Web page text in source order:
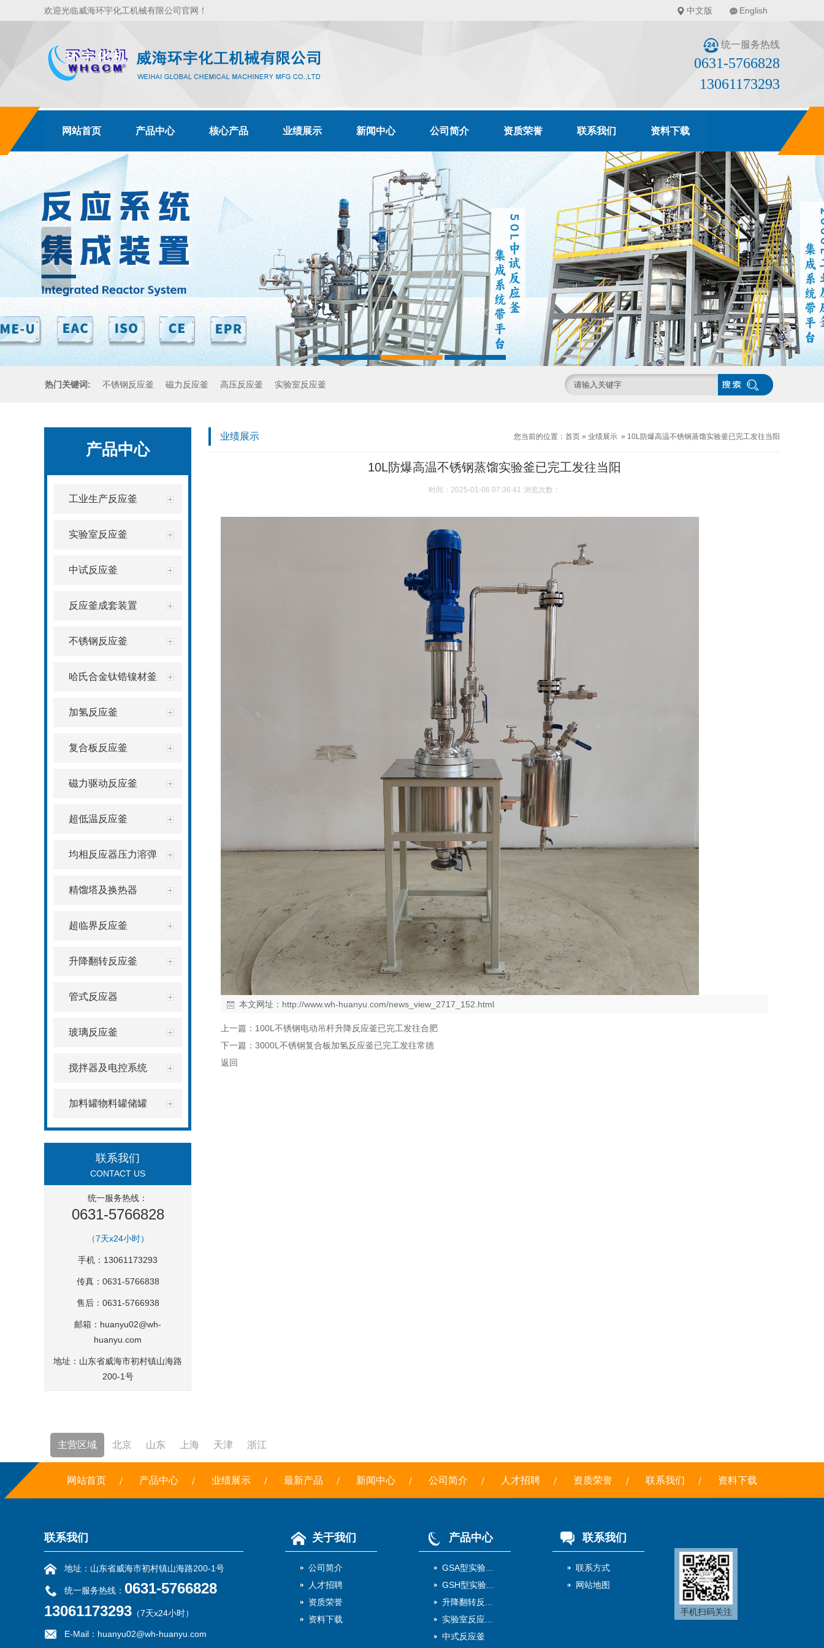
欢迎光临威海环宇化工机械有限公司官网！ 中文版 English
统一服务热线
0631-5766828
13061173293
网站首页 产品中心 核心产品 业绩展示 新闻中心 公司简介 资质荣誉 联系我们 资料下载
热门关键词: 不锈钢反应釜 磁力反应釜 高压反应釜 实验室反应釜
产品中心
工业生产反应釜
实验室反应釜
中试反应釜
反应釜成套装置
不锈钢反应釜
哈氏合金钛锆镍材釜
加氢反应釜
复合板反应釜
磁力驱动反应釜
超低温反应釜
均相反应器压力溶弹
精馏塔及换热器
超临界反应釜
升降翻转反应釜
管式反应器
玻璃反应釜
搅拌器及电控系统
加料罐物料罐储罐
联系我们
CONTACT US
统一服务热线：
0631-5766828
（7天x24小时）
手机：13061173293
传真：0631-5766838
售后：0631-5766938
邮箱： huanyu02@wh-
huanyu.com
地址：山东省威海市初村镇山海路
200-1号
业绩展示 您当前的位置： 首页 » 业绩展示 » 10L防爆高温不锈钢蒸馏实验釜已完工发往当阳
10L防爆高温不锈钢蒸馏实验釜已完工发往当阳
时间：2025-01-06 07:36:41 浏览次数：
本文网址： http://www.wh-huanyu.com/news_view_2717_152.html
上一篇： 100L不锈钢电动吊杆升降反应釜已完工发往合肥
下一篇： 3000L不锈钢复合板加氢反应釜已完工发往常德
返回
主营区域 北京 山东 上海 天津 浙江
网站首页 产品中心 业绩展示 最新产品 新闻中心 公司简介 人才招聘 资质荣誉 联系我们 资料下载
联系我们
地址：山东省威海市初村镇山海路200-1号
统一服务热线： 0631-5766828
13061173293 （7天x24小时）
E-Mail：huanyu02@wh-huanyu.com
关于我们
公司简介
人才招聘
资质荣誉
资料下载
产品中心
GSA型实验...
GSH型实验...
升降翻转反...
实验室反应...
中式反应釜
联系我们
联系方式
网站地图
手机扫码关注
焚烧炉 铣边机 干冰 露点仪 三恒系统